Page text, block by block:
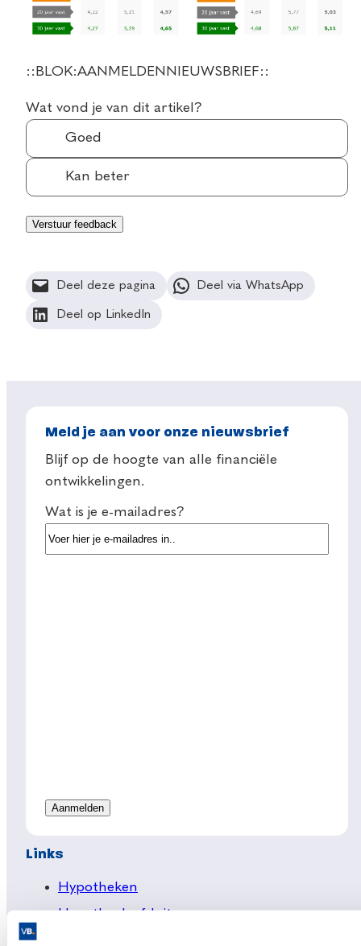
::BLOK:AANMELDENNIEUWSBRIEF::
Wat vond je van dit artikel?
Goed
Kan beter
Deel deze pagina Deel via WhatsApp
Deel op LinkedIn
Meld je aan voor onze nieuwsbrief
Blijf op de hoogte van alle financiële
ontwikkelingen.
Wat is je e-mailadres?
Links
Hypotheken
Hypotheek afsluiten